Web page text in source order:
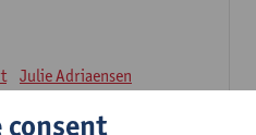
Julie Adriaensen
consent